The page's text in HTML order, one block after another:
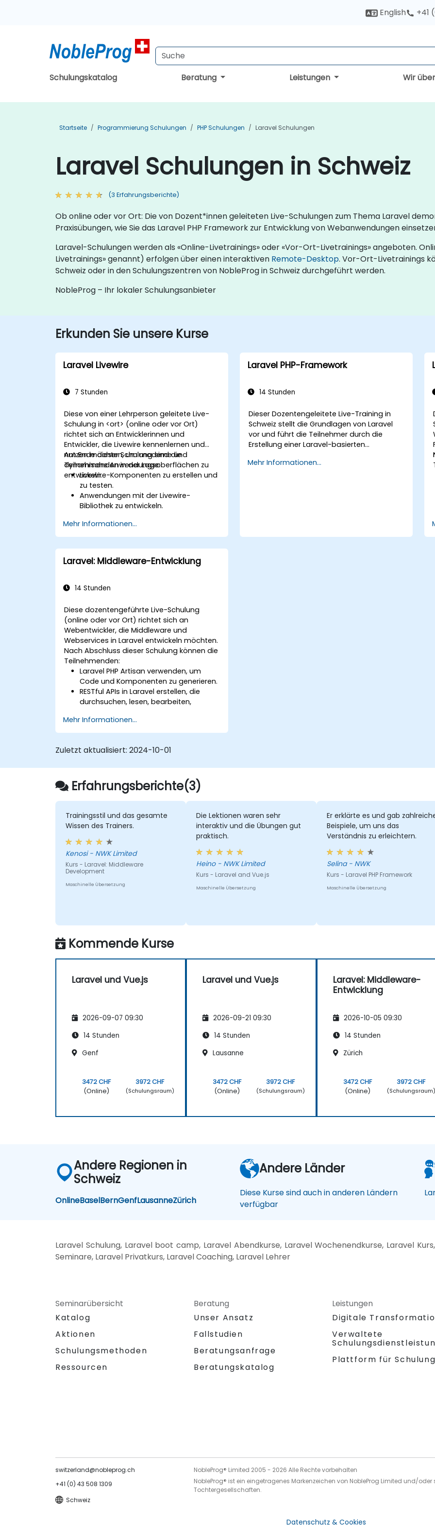
English +41
Schulungskatalog Beratung Leistungen Wir
Startseite Programmierung Schulungen PHP Schulungen Laravel Schulungen
Laravel Schulungen in Schweiz
(3 Erfahrungsberichte)
Ob online oder vor Ort: Die von Dozent*innen geleiteten Live-Schulungen zum Thema Laravel
Praxisübungen, wie Sie das Laravel PHP Framework zur Entwicklung von Webanwendungen
Laravel-Schulungen werden als «Online-Livetrainings» oder «Vor-Ort-Livetrainings» angeboten.
Livetrainings» genannt) erfolgen über einen interaktiven Remote-Desktop. Vor-Ort-Livetrainings
Schweiz oder in den Schulungszentren von NobleProg in Schweiz durchgeführt werden.
NobleProg – Ihr lokaler Schulungsanbieter
Erkunden Sie unsere Kurse
Laravel Livewire
7 Stunden
Diese von einer Lehrperson geleitete Live-
Schulung in <ort> (online oder vor Ort)
richtet sich an Entwicklerinnen und
Entwickler, die Livewire kennenlernen und
nutzen möchten, um moderne und
dynamische Anwendungsoberflächen zu
entwickeln.
Am Ende dieser Schulung sind die
Teilnehmenden in der Lage:
Livewire-Komponenten zu erstellen und
zu testen.
Anwendungen mit der Livewire-
Bibliothek zu entwickeln.
von PHP zu erstellen.
Mehr Informationen...
Laravel PHP-Framework
14 Stunden
Dieser Dozentengeleitete Live-Training in
Schweiz stellt die Grundlagen von Laravel
vor und führt die Teilnehmer durch die
Erstellung einer Laravel-basierten
Mehr Informationen...
Laravel: Middleware-Entwicklung
14 Stunden
Diese dozentengeführte Live-Schulung
(online oder vor Ort) richtet sich an
Webentwickler, die Middleware und
Webservices in Laravel entwickeln möchten.
Nach Abschluss dieser Schulung können die
Teilnehmenden:
Laravel PHP Artisan verwenden, um
Code und Komponenten zu generieren.
RESTful APIs in Laravel erstellen, die
durchsuchen, lesen, bearbeiten,
Ergebnisse anhand von URL-
Parametern filtern und sortieren, indem
Mehr Informationen...
Zuletzt aktualisiert: 2024-10-01
Erfahrungsberichte(3)
Trainingsstil und das gesamte
Wissen des Trainers.
Kenosi - NWK Limited
Kurs - Laravel: Middleware
Development
Maschinelle Übersetzung
Die Lektionen waren sehr
interaktiv und die Übungen gut
praktisch.
Heino - NWK Limited
Kurs - Laravel and Vue.js
Maschinelle Übersetzung
Er erklärte es und gab
Beispiele, um uns das
Verständnis zu erleichtern.
Selina - NWK
Kurs - Laravel PHP Framework
Maschinelle Übersetzung
Kommende Kurse
Laravel und Vue.js
2026-09-07 09:30
14 Stunden
Genf
3472 CHF
(Online)
3972 CHF
(Schulungsraum)
Laravel und Vue.js
2026-09-21 09:30
14 Stunden
Lausanne
3472 CHF
(Online)
3972 CHF
(Schulungsraum)
Laravel: Middleware-
Entwicklung
2026-10-05 09:30
14 Stunden
Zürich
3472 CHF
(Online)
3972 CHF
(Schulungsraum)
Andere Regionen in
Schweiz
OnlineBaselBernGenfLausanneZürich
Andere Länder
Diese Kurse sind auch in anderen Ländern
verfügbar
Laravel Schulung, Laravel boot camp, Laravel Abendkurse, Laravel Wochenendkurse, Laravel
Seminare, Laravel Privatkurs, Laravel Coaching, Laravel Lehrer
Seminarübersicht
Katalog
Aktionen
Schulungsmethoden
Ressourcen
Beratung
Unser Ansatz
Fallstudien
Beratungsanfrage
Beratungskatalog
Leistungen
Digitale
Verwaltete
Plattform für
switzerland@nobleprog.ch
+41 (0) 43 508 1309
Schweiz
NobleProg® Limited 2005 - 2026 Alle Rechte vorbehalten
NobleProg® ist ein eingetragenes Markenzeichen von NobleProg Limited und/oder
Tochtergesellschaften.
Datenschutz & Cookies